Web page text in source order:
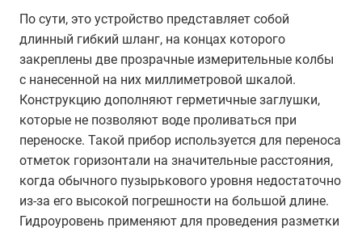
По сути, это устройство представляет собой
длинный гибкий шланг, на концах которого
закреплены две прозрачные измерительные колбы
с нанесенной на них миллиметровой шкалой.
Конструкцию дополняют герметичные заглушки,
которые не позволяют воде проливаться при
переноске. Такой прибор используется для переноса
отметок горизонтали на значительные расстояния,
когда обычного пузырькового уровня недостаточно
из-за его высокой погрешности на большой длине.
Гидроуровень применяют для проведения разметки